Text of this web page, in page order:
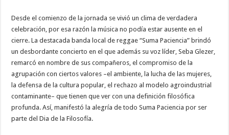
Desde el comienzo de la jornada se vivió un clima de verdadera
celebración, por esa razón la música no podía estar ausente en el
cierre. La destacada banda local de reggae “Suma Paciencia” brindó
un desbordante concierto en el que además su voz líder, Seba Glezer,
remarcó en nombre de sus compañeros, el compromiso de la
agrupación con ciertos valores –el ambiente, la lucha de las mujeres,
la defensa de la cultura popular, el rechazo al modelo agroindustrial
contaminante– que tienen que ver con una definición filosófica
profunda. Así, manifestó la alegría de todo Suma Paciencia por ser
parte del Dia de la Filosofía.